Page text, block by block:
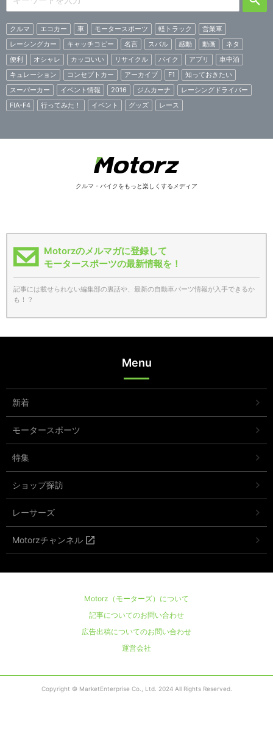
クルマ エコカー 車 モータースポーツ 軽トラック
営業車
レーシングカー
キャッチコピー 名言 スバル 感動 動画
ネタ
便利
オシャレ カッコいい リサイクル バイク アプリ
車中泊
キュレーション
コンセプトカー アーカイブ F1
知っておきたい
スーパーカー
イベント情報 2016 ジムカーナ
レーシングドライバー
FIA-F4
行ってみた！ イベント グッズ レース
クルマ・バイクをもっと楽しくするメディア
Motorzのメルマガに登録して
モータースポーツの最新情報を！
記事には載せられない編集部の裏話や、最新の自動車パーツ情報が入手できるか
も！？
Menu
新着
モータースポーツ
特集
ショップ探訪
レーサーズ
Motorzチャンネル
Motorz（モーターズ）について
記事についてのお問い合わせ
広告出稿についてのお問い合わせ
運営会社
Copyright © MarketEnterprise Co., Ltd. 2024 All Rights Reserved.